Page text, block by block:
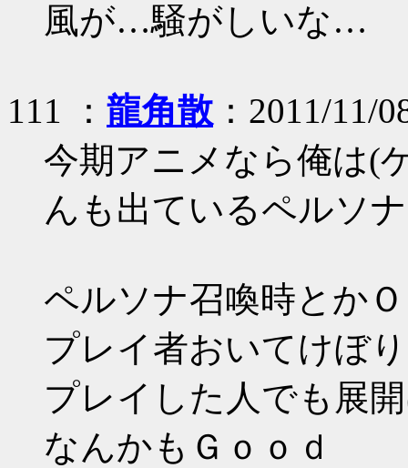
風が…騒がしいな…
111 ： 龍角散 ：2011/11/
今期アニメなら俺は(
んも出ているペルソ
ペルソナ召喚時とか
プレイ者おいてけぼ
プレイした人でも展
なんかもＧｏｏｄ